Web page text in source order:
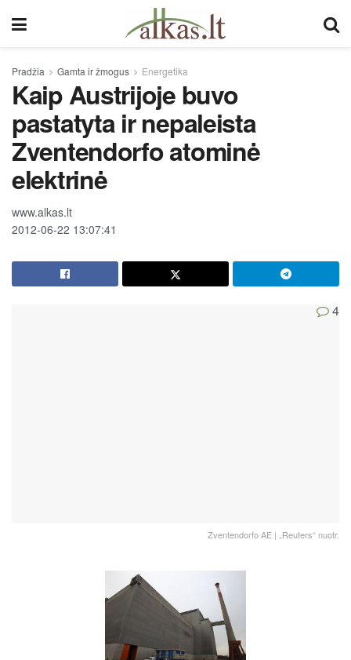
Pradžia Gamta ir žmogus Energetika
Kaip Austrijoje buvo
pastatyta ir nepaleista
Zventendorfo atominė
elektrinė
www.alkas.lt
2012-06-22 13:07:41
4
Zventendorfo AE | „Reuters“ nuotr.